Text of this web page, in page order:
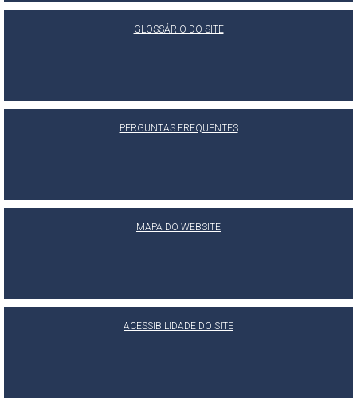
GLOSSÁRIO DO SITE
PERGUNTAS FREQUENTES
MAPA DO WEBSITE
ACESSIBILIDADE DO SITE